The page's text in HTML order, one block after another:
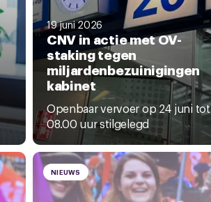
19 juni 2026
CNV in actie met OV-
staking tegen
miljardenbezuinigingen
kabinet
Openbaar vervoer op 24 juni tot
08.00 uur stilgelegd
NIEUWS